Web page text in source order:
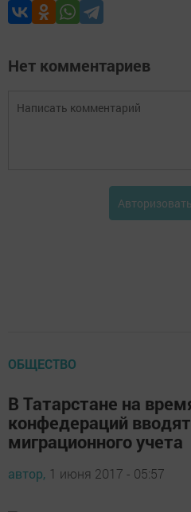
Нет комментариев
ОБЩЕСТВО
В Татарстане на
конфедераций
миграционного учета
автор, 1 июня 2017 - 05:57